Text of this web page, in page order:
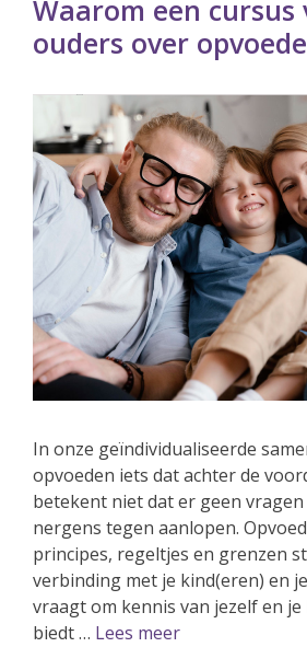
Waarom een cursus
ouders over
In onze geïndividualiseerde
opvoeden iets dat achter de
betekent niet dat er geen
nergens tegen aanlopen.
principes, regeltjes en grenzen
verbinding met je kind(eren) en
vraagt om kennis van jezelf en je
biedt … Lees meer